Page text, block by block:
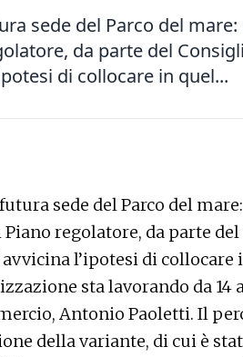
sede del Parco del mare:
da parte del
di collocare in quel...
sede del Parco del
regolatore, da parte
l’ipotesi di collocare
sta lavorando da 14
Antonio Paoletti. Il
della variante, di cui è